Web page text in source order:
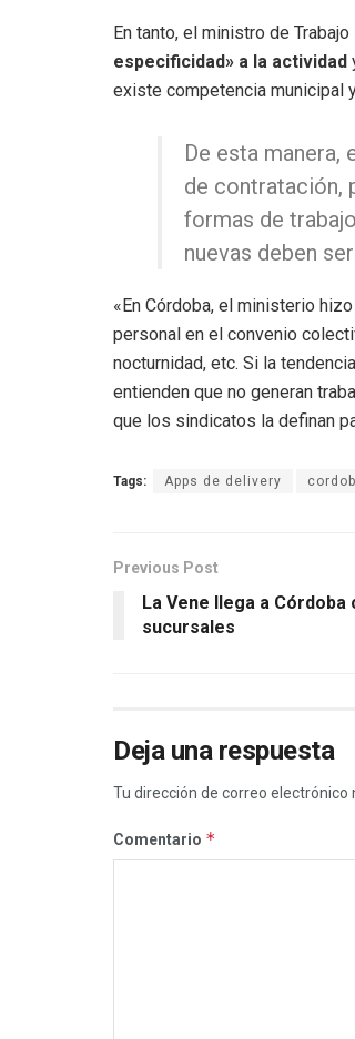
En tanto, el ministro de Trabajo
especificidad» a la actividad
existe competencia municipal
De esta
de contratación,
formas de
nuevas deben
«En Córdoba, el ministerio
personal en el convenio
nocturnidad, etc. Si la
entienden que no generan
que los sindicatos la definan
Tags: Apps de delivery
Previous Post
La Vene llega a Córdoba
sucursales
Deja una respuesta
Tu dirección de correo electrónico
Comentario *